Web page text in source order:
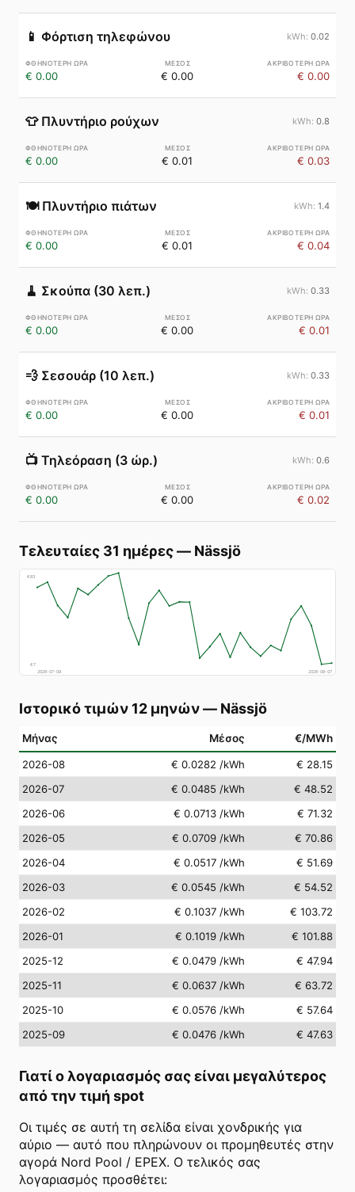
📱 Φόρτιση τηλεφώνου 0.02
€ 0.00 € 0.00 € 0.00
👕 Πλυντήριο ρούχων 0.8
€ 0.00 € 0.01 € 0.03
🍽️ Πλυντήριο πιάτων 1.4
€ 0.00 € 0.01 € 0.04
🧹 Σκούπα (30 λεπ.) 0.33
€ 0.00 € 0.00 € 0.01
💨 Σεσουάρ (10 λεπ.) 0.33
€ 0.00 € 0.00 € 0.01
📺 Τηλεόραση (3 ώρ.) 0.6
€ 0.00 € 0.00 € 0.02
Τελευταίες 31 ημέρες— Nässjö
€83
€7
2026-07-09
2026-08-07
Ιστορικό τιμών 12 μηνών— Nässjö
Μήνας Μέσος €/MWh
2026-08 € 0.0282 /kWh
€ 28.15
2026-07
€ 0.0485 /kWh
€ 48.52
2026-06
€ 0.0713 /kWh
€ 71.32
2026-05
€ 0.0709 /kWh
€ 70.86
2026-04
€ 0.0517 /kWh
€ 51.69
2026-03
€ 0.0545 /kWh
€ 54.52
2026-02
€ 0.1037 /kWh
€ 103.72
2026-01
€ 0.1019 /kWh
€ 101.88
2025-12
€ 0.0479 /kWh
€ 47.94
2025-11
€ 0.0637 /kWh
€ 63.72
2025-10
€ 0.0576 /kWh
€ 57.64
2025-09
€ 0.0476 /kWh € 47.63
Γιατί ο λογαριασμός σας είναι μεγαλύτερος
από την τιμή spot
Οι τιμές σε αυτή τη σελίδα είναι χονδρικής για
αύριο — αυτό που πληρώνουν οι προμηθευτές στην
αγορά Nord Pool / EPEX. Ο τελικός σας
λογαριασμός προσθέτει: